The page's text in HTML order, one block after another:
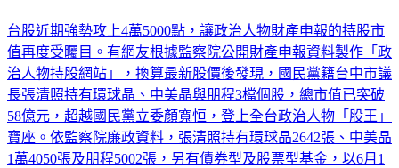
台股近期強勢攻上4萬5000點，讓政治人物財產申報的持股市
值再度受矚目。有網友根據監察院公開財產申報資料製作「政
治人物持股網站」，換算最新股價後發現，國民黨籍台中市議
長張清照持有環球晶、中美晶與朋程3檔個股，總市值已突破
58億元，超越國民黨立委顏寬恒，登上全台政治人物「股王」
寶座。依監察院廉政資料，張清照持有環球晶2642張、中美晶
1萬4050張及朋程5002張，另有債券型及股票型基金，以6月1